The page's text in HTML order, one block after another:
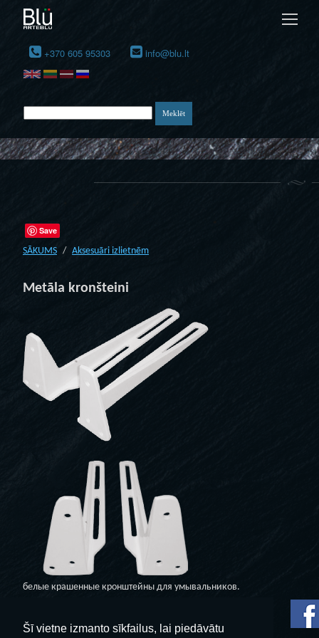
Šī vietne izmanto sīkfailus, lai piedāvātu
+370 605 95303 info@blu.lt
Save
SĀKUMS
Aksesuāri izlietnēm
Metāla kronšteini
белые крашенные кронштейны для умывальников.